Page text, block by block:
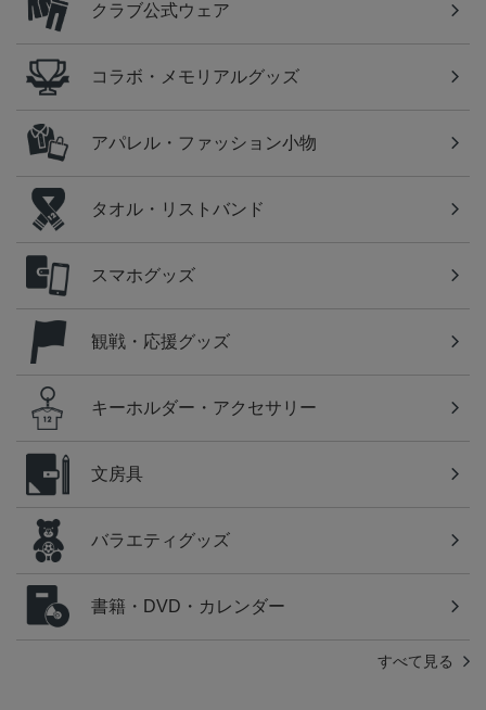
クラブ公式ウェア
コラボ・メモリアルグッズ
アパレル・ファッション小物
タオル・リストバンド
スマホグッズ
観戦・応援グッズ
キーホルダー・アクセサリー
文房具
バラエティグッズ
書籍・DVD・カレンダー
すべて見る